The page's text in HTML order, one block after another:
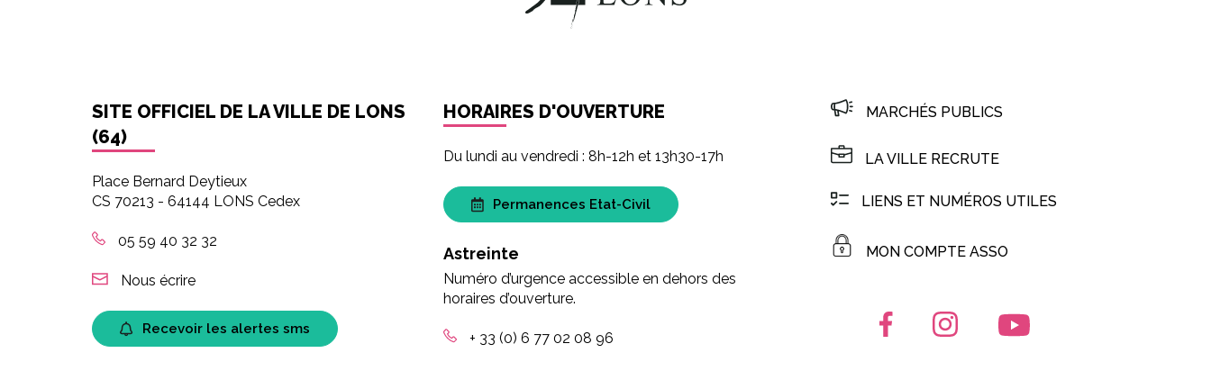
SITE OFFICIEL DE LA VILLE DE LONS
(64)
Place Bernard Deytieux
CS 70213 - 64144 LONS Cedex
05 59 40 32 32
Nous écrire
Recevoir les alertes sms
HORAIRES D'OUVERTURE
Du lundi au vendredi : 8h-12h et 13h30-17h
Permanences Etat-Civil
Astreinte
Numéro d’urgence accessible en dehors des
horaires d’ouverture.
+ 33 (0) 6 77 02 08 96
MARCHÉS PUBLICS
LA VILLE RECRUTE
LIENS ET NUMÉROS UTILES
MON COMPTE ASSO
Lien vers le compte Facebook
Lien vers le compte Instagram
Lien vers la chaîne